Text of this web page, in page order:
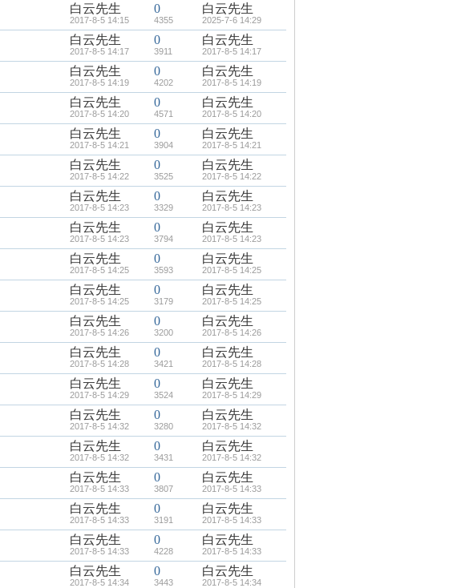
白云先生
2017-8-5 14:15
0
4355
白云先生
2025-7-6 14:29
白云先生
2017-8-5 14:17
0
3911
白云先生
2017-8-5 14:17
白云先生
2017-8-5 14:19
0
4202
白云先生
2017-8-5 14:19
白云先生
2017-8-5 14:20
0
4571
白云先生
2017-8-5 14:20
白云先生
2017-8-5 14:21
0
3904
白云先生
2017-8-5 14:21
白云先生
2017-8-5 14:22
0
3525
白云先生
2017-8-5 14:22
白云先生
2017-8-5 14:23
0
3329
白云先生
2017-8-5 14:23
白云先生
2017-8-5 14:23
0
3794
白云先生
2017-8-5 14:23
白云先生
2017-8-5 14:25
0
3593
白云先生
2017-8-5 14:25
白云先生
2017-8-5 14:25
0
3179
白云先生
2017-8-5 14:25
白云先生
2017-8-5 14:26
0
3200
白云先生
2017-8-5 14:26
白云先生
2017-8-5 14:28
0
3421
白云先生
2017-8-5 14:28
白云先生
2017-8-5 14:29
0
3524
白云先生
2017-8-5 14:29
白云先生
2017-8-5 14:32
0
3280
白云先生
2017-8-5 14:32
白云先生
2017-8-5 14:32
0
3431
白云先生
2017-8-5 14:32
白云先生
2017-8-5 14:33
0
3807
白云先生
2017-8-5 14:33
白云先生
2017-8-5 14:33
0
3191
白云先生
2017-8-5 14:33
白云先生
2017-8-5 14:33
0
4228
白云先生
2017-8-5 14:33
白云先生
2017-8-5 14:34
0
3443
白云先生
2017-8-5 14:34